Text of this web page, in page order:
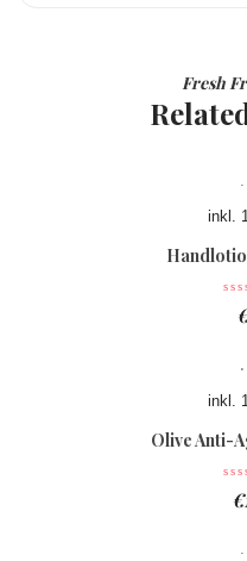
Fresh
inkl.
€
inkl.
Olive Anti-
€